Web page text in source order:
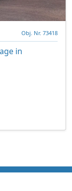
Obj. Nr. 73418
in